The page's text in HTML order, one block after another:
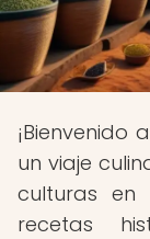
¡Bienvenido a
un viaje
culturas en
recetas